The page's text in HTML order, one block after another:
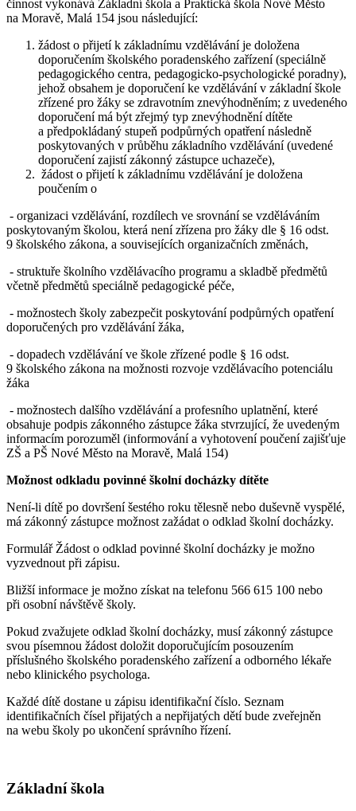
činnost vykonává Základní škola a Praktická škola Nové Město
na Moravě, Malá 154 jsou následující:
žádost o přijetí k základnímu vzdělávání je doložena
doporučením školského poradenského zařízení (speciálně
pedagogického centra, pedagogicko-psychologické poradny),
jehož obsahem je doporučení ke vzdělávání v základní škole
zřízené pro žáky se zdravotním znevýhodněním; z uvedeného
doporučení má být zřejmý typ znevýhodnění dítěte
a předpokládaný stupeň podpůrných opatření následně
poskytovaných v průběhu základního vzdělávání (uvedené
doporučení zajistí zákonný zástupce uchazeče),
žádost o přijetí k základnímu vzdělávání je doložena
poučením o
- organizaci vzdělávání, rozdílech ve srovnání se vzděláváním
poskytovaným školou, která není zřízena pro žáky dle § 16 odst.
9 školského zákona, a souvisejících organizačních změnách,
- struktuře školního vzdělávacího programu a skladbě předmětů
včetně předmětů speciálně pedagogické péče,
- možnostech školy zabezpečit poskytování podpůrných opatření
doporučených pro vzdělávání žáka,
- dopadech vzdělávání ve škole zřízené podle § 16 odst.
9 školského zákona na možnosti rozvoje vzdělávacího potenciálu
žáka
- možnostech dalšího vzdělávání a profesního uplatnění, které
obsahuje podpis zákonného zástupce žáka stvrzující, že uvedeným
informacím porozuměl (informování a vyhotovení poučení zajišťuje
ZŠ a PŠ Nové Město na Moravě, Malá 154)
Možnost odkladu povinné školní docházky dítěte
Není-li dítě po dovršení šestého roku tělesně nebo duševně vyspělé,
má zákonný zástupce možnost zažádat o odklad školní docházky.
Formulář Žádost o odklad povinné školní docházky je možno
vyzvednout při zápisu.
Bližší informace je možno získat na telefonu 566 615 100 nebo
při osobní návštěvě školy.
Pokud zvažujete odklad školní docházky, musí zákonný zástupce
svou písemnou žádost doložit doporučujícím posouzením
příslušného školského poradenského zařízení a odborného lékaře
nebo klinického psychologa.
Každé dítě dostane u zápisu identifikační číslo. Seznam
identifikačních čísel přijatých a nepřijatých dětí bude zveřejněn
na webu školy po ukončení správního řízení.
Základní škola